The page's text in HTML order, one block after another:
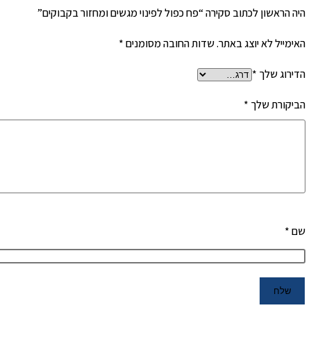
היה הראשון לכתוב סקירה “פח כפול לפינוי מגשים ומחזור בקבוקים”
האימייל לא יוצג באתר.שדות החובה מסומנים*
הדירוג שלך*
הביקורת שלך*
שם*